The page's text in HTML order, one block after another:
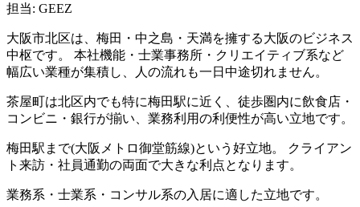
担当: GEEZ
大阪市北区は、梅田・中之島・天満を擁する大阪のビジネス
中枢です。 本社機能・士業事務所・クリエイティブ系など
幅広い業種が集積し、人の流れも一日中途切れません。
茶屋町は北区内でも特に梅田駅に近く、徒歩圏内に飲食店・
コンビニ・銀行が揃い、業務利用の利便性が高い立地です。
梅田駅まで(大阪メトロ御堂筋線)という好立地。 クライアン
ト来訪・社員通勤の両面で大きな利点となります。
業務系・士業系・コンサル系の入居に適した立地です。